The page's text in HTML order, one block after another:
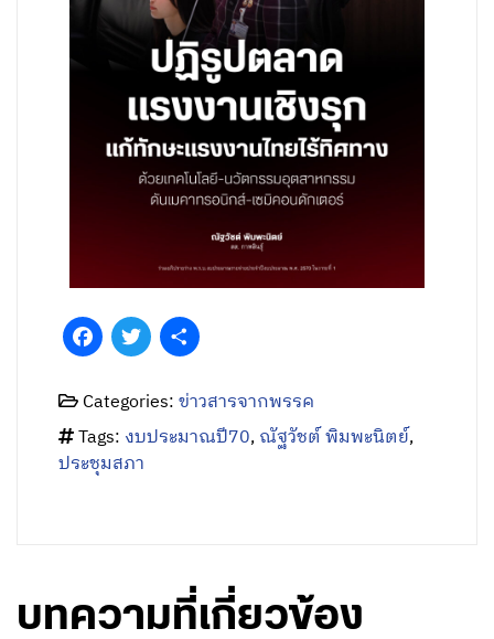
FacebookTwitter
Categories:ข่าวสารจากพรรค
Tags: งบประมาณปี70,ณัฐวัชต์ พิมพะนิตย์,
ประชุมสภา
บทความที่เกี่ยวข้อง